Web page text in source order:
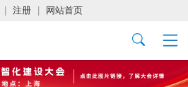
注册 网站首页